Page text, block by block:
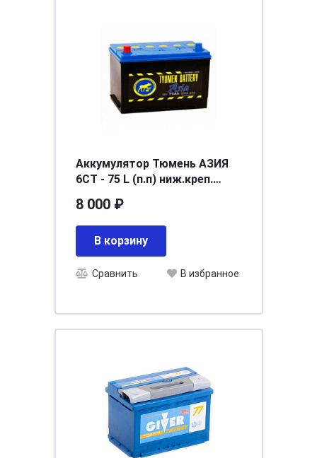
Аккумулятор Тюмень АЗИЯ
6СТ - 75 L (п.п) ниж.креп.
8 000 ₽
В корзину
Сравнить В избранное